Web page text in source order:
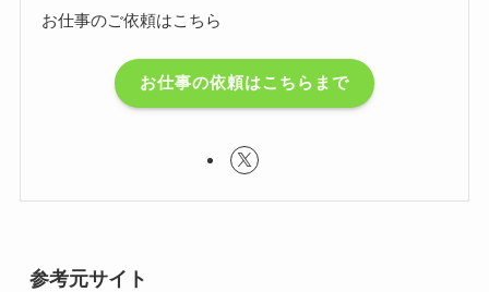
お仕事のご依頼はこちら
お仕事の依頼はこちらまで
参考元サイト